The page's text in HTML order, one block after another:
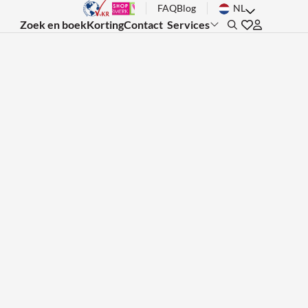
Zoek en boekKortingContact Services Search
FAQBlog NL